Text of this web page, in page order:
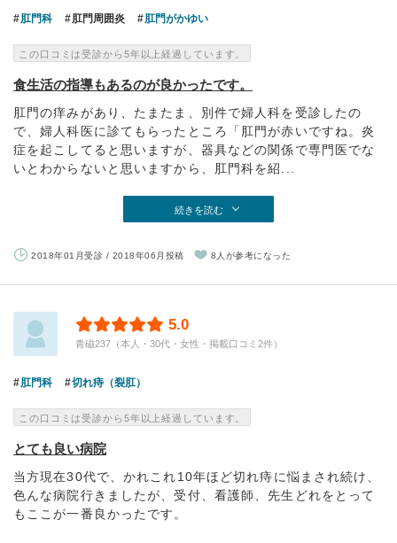
肛門科 肛門周囲炎 肛門がかゆい
この口コミは受診から5年以上経過しています。
食生活の指導もあるのが良かったです。
肛門の痒みがあり、たまたま、別件で婦人科を受診したの
で、婦人科医に診てもらったところ「肛門が赤いですね。炎
症を起こしてると思いますが、器具などの関係で専門医でな
いとわからないと思いますから、肛門科を紹...
続きを読む
2018年01月受診 / 2018年06月投稿 8人が参考になった
5.0
青磁237（本人・30代・女性・掲載口コミ2件）
肛門科 切れ痔（裂肛）
この口コミは受診から5年以上経過しています。
とても良い病院
当方現在30代で、かれこれ10年ほど切れ痔に悩まされ続け、
色んな病院行きましたが、受付、看護師、先生どれをとって
もここが一番良かったです。